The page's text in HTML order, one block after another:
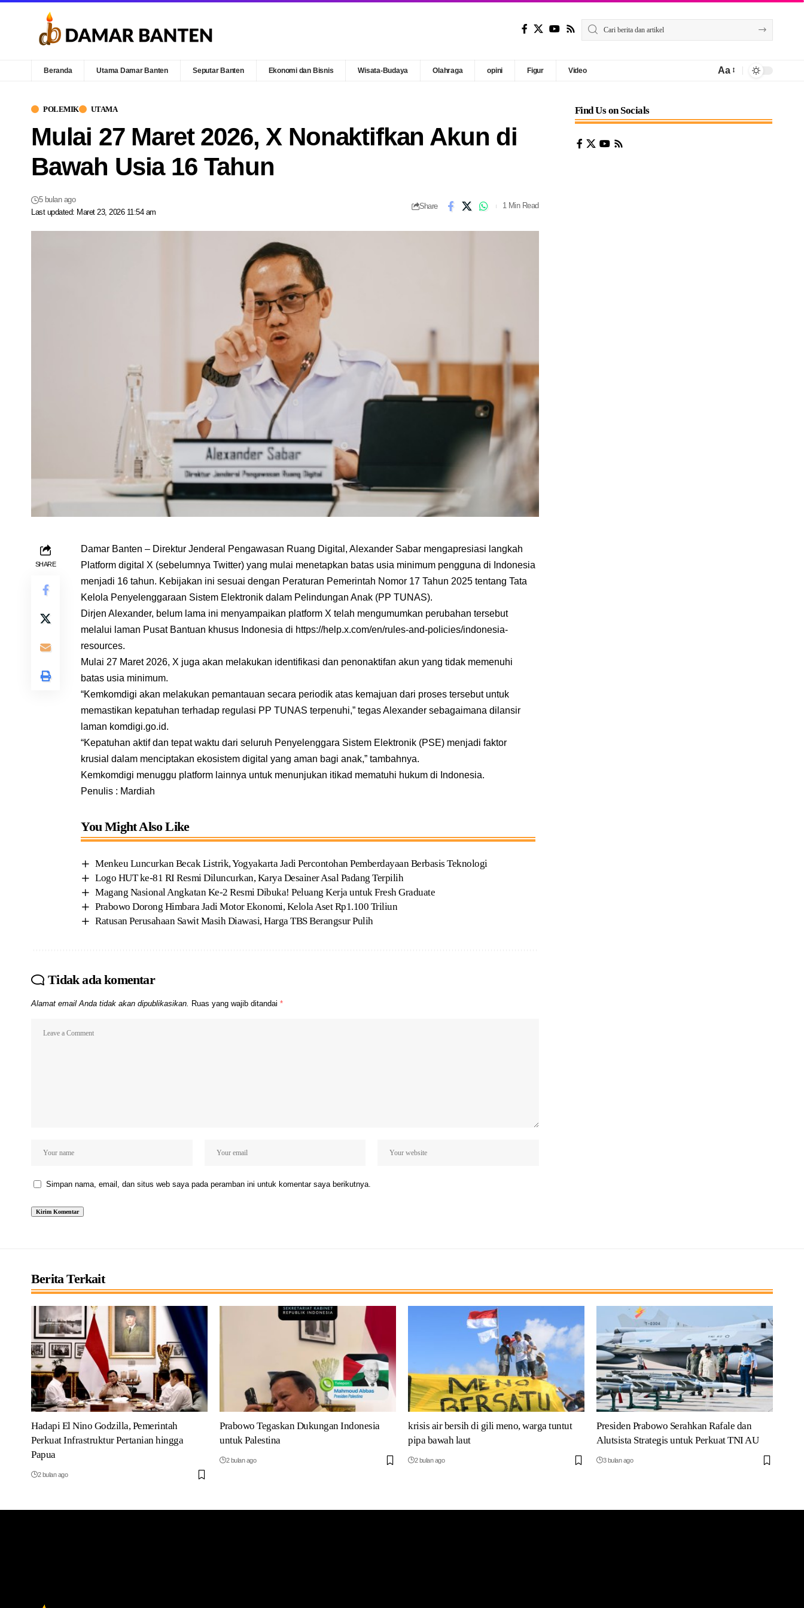
Beranda Utama Damar Banten Seputar Banten Ekonomi dan Bisnis Wisata-Budaya Olahraga opini Figur Video Aa
POLEMIK UTAMA
Mulai 27 Maret 2026, X Nonaktifkan Akun di
Bawah Usia 16 Tahun
Last updated: Maret 23, 2026 11:54 am
5 bulan ago
Share 1 Min Read
SHARE
Damar Banten – Direktur Jenderal Pengawasan Ruang Digital, Alexander Sabar mengapresiasi langkah
Platform digital X (sebelumnya Twitter) yang mulai menetapkan batas usia minimum pengguna di Indonesia
menjadi 16 tahun. Kebijakan ini sesuai dengan Peraturan Pemerintah Nomor 17 Tahun 2025 tentang Tata
Kelola Penyelenggaraan Sistem Elektronik dalam Pelindungan Anak (PP TUNAS).
Dirjen Alexander, belum lama ini menyampaikan platform X telah mengumumkan perubahan tersebut
melalui laman Pusat Bantuan khusus Indonesia di https://help.x.com/en/rules-and-policies/indonesia-
resources.
Mulai 27 Maret 2026, X juga akan melakukan identifikasi dan penonaktifan akun yang tidak memenuhi
batas usia minimum.
“Kemkomdigi akan melakukan pemantauan secara periodik atas kemajuan dari proses tersebut untuk
memastikan kepatuhan terhadap regulasi PP TUNAS terpenuhi,” tegas Alexander sebagaimana dilansir
laman komdigi.go.id.
“Kepatuhan aktif dan tepat waktu dari seluruh Penyelenggara Sistem Elektronik (PSE) menjadi faktor
krusial dalam menciptakan ekosistem digital yang aman bagi anak,” tambahnya.
Kemkomdigi menuggu platform lainnya untuk menunjukan itikad mematuhi hukum di Indonesia.
Penulis : Mardiah
You Might Also Like
Menkeu Luncurkan Becak Listrik, Yogyakarta Jadi Percontohan Pemberdayaan Berbasis Teknologi
Logo HUT ke-81 RI Resmi Diluncurkan, Karya Desainer Asal Padang Terpilih
Magang Nasional Angkatan Ke-2 Resmi Dibuka! Peluang Kerja untuk Fresh Graduate
Prabowo Dorong Himbara Jadi Motor Ekonomi, Kelola Aset Rp1.100 Triliun
Ratusan Perusahaan Sawit Masih Diawasi, Harga TBS Berangsur Pulih
Tidak ada komentar
Alamat email Anda tidak akan dipublikasikan. Ruas yang wajib ditandai *
Simpan nama, email, dan situs web saya pada peramban ini untuk komentar saya berikutnya.
Find Us on Socials
Berita Terkait
Hadapi El Nino Godzilla, Pemerintah
Perkuat Infrastruktur Pertanian hingga
Papua
2 bulan ago
Prabowo Tegaskan Dukungan Indonesia
untuk Palestina
2 bulan ago
krisis air bersih di gili meno, warga tuntut
pipa bawah laut
2 bulan ago
Presiden Prabowo Serahkan Rafale dan
Alutsista Strategis untuk Perkuat TNI AU
3 bulan ago